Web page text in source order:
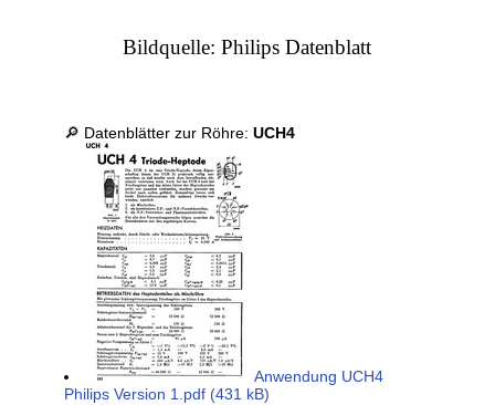
Bildquelle: Philips Datenblatt
🔎 Datenblätter zur Röhre:UCH4
Anwendung UCH4
Philips Version 1.pdf (431 kB)